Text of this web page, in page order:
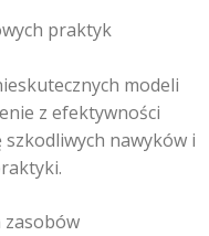
praktyk
modeli
z efektywności
nawyków i
zasobów